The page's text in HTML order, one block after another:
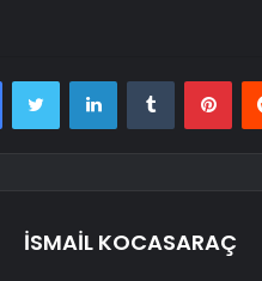
FacebookTwitter LinkedInTumblr
İSMAİL KOCASARAÇ